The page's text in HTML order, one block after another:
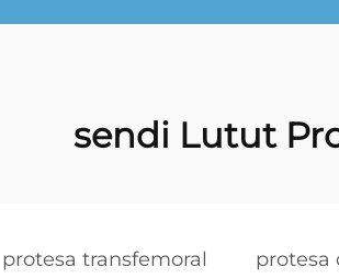
sendi Lutut
protesa transfemoral protesa